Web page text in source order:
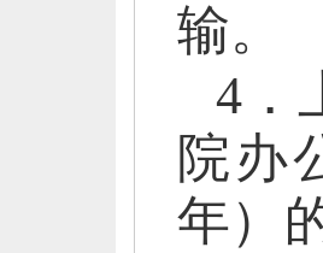
输。
4．
院办
年）